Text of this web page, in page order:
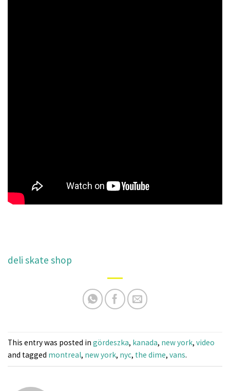
deli skate shop
This entry was posted in gördeszka, kanada, new york, video
and tagged montreal, new york, nyc, the dime, vans.